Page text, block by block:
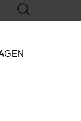
Suchen
nach: